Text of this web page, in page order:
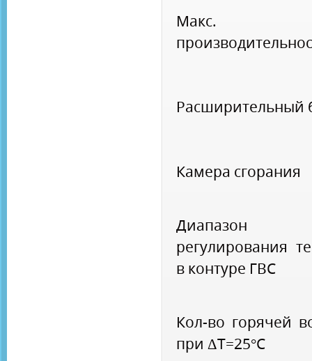
Макс.
Расширительный
Камера сгорания
Диапазон
регулирования
в контуре ГВС
Кол-во горячей
при ΔТ=25°С